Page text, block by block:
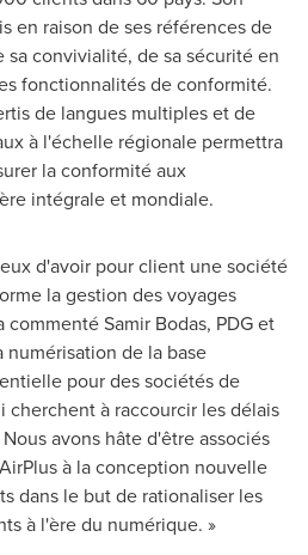
en raison de ses références de
convivialité, de sa sécurité en
fonctionnalités de conformité.
de langues multiples et de
à l'échelle régionale permettra
la conformité aux
intégrale et mondiale.
d'avoir pour client une société
la gestion des voyages
commentéSamir Bodas, PDG et
numérisation de la base
pour des sociétés de
cherchent à raccourcir les délais
avons hâte d'être associés
à la conception nouvelle
dans le but de rationaliser les
à l'ère du numérique. »